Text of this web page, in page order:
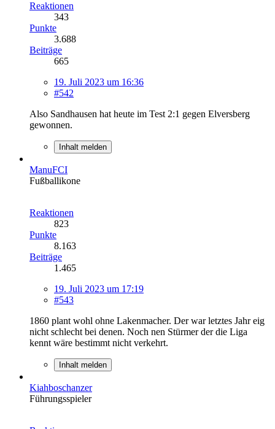
Reaktionen
343
Punkte
3.688
Beiträge
665
19. Juli 2023 um 16:36
#542
Also Sandhausen hat heute im Test 2:1 gegen Elversberg
gewonnen.
Inhalt melden
ManuFCI
Fußballikone
Reaktionen
823
Punkte
8.163
Beiträge
1.465
19. Juli 2023 um 17:19
#543
1860 plant wohl ohne Lakenmacher. Der war letztes Jahr eig
nicht schlecht bei denen. Noch nen Stürmer der die Liga
kennt wäre bestimmt nicht verkehrt.
Inhalt melden
Kiahboschanzer
Führungsspieler